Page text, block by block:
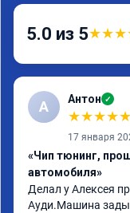
5.0 из 5★★★
А Антон ✓
★★★★★
17 января
«Чип тюнинг,
автомобиля»
Делал у Алексея
Ауди.Машина